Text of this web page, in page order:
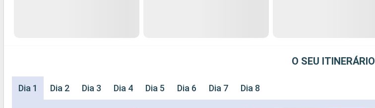
O SEU ITINERÁRIO
Dia 1 Dia 2 Dia 3 Dia 4 Dia 5 Dia 6 Dia 7 Dia 8